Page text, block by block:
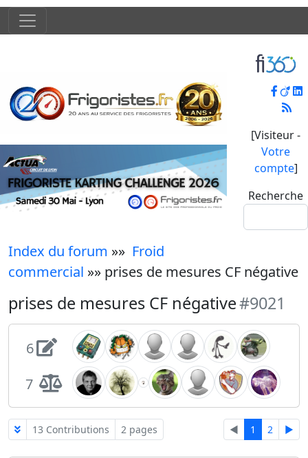
[Visiteur -
Votre
compte]
Recherche
Index du forum »» Froid
commercial »» prises de mesures CF négative
prises de mesures CF négative#9021
6
7
13 Contributions 2 pages ◄ 1 2 ►